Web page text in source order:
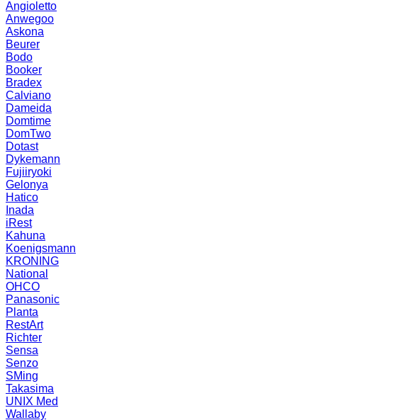
Angioletto
Anwegoo
Askona
Beurer
Bodo
Booker
Bradex
Calviano
Dameida
Domtime
DomTwo
Dotast
Dykemann
Fujiiryoki
Gelonya
Hatico
Inada
iRest
Kahuna
Koenigsmann
KRONING
National
OHCO
Panasonic
Planta
RestArt
Richter
Sensa
Senzo
SMing
Takasima
UNIX Med
Wallaby